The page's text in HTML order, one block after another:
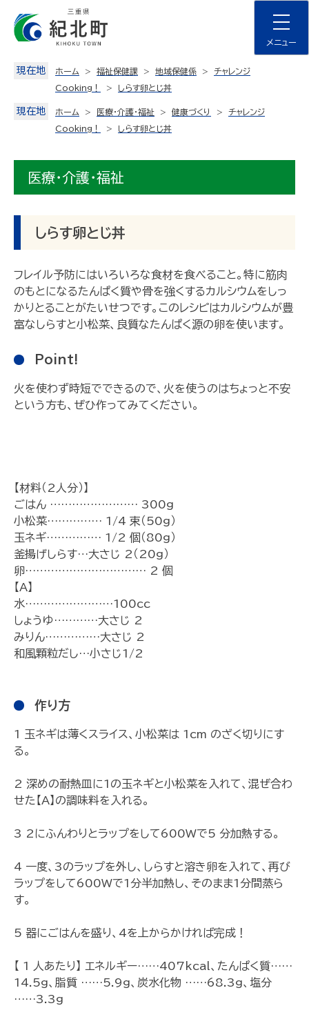
content
メニュー
現在地 ホーム 福祉保健課 地域保健係
チャレンジ
Cooking！
しらす卵とじ丼
現在地 ホーム 医療・介護・福祉 健康づくり
チャレンジ
Cooking！
しらす卵とじ丼
医療・介護・福祉
しらす卵とじ丼
フレイル予防にはいろいろな食材を食べること。特に筋肉
のもとになるたんぱく質や骨を強くするカルシウムをしっ
かりとることがたいせつです。このレシピはカルシウムが豊
富なしらすと小松菜、良質なたんぱく源の卵を使います。
Point!
火を使わず時短でできるので、火を使うのはちょっと不安
という方も、ぜひ作ってみてください。
【材料（2人分）】
ごはん …………………… 300g
小松菜…………… 1/4 束（50g）
玉ネギ…………… 1/2 個（80g）
釜揚げしらす…大さじ 2（20g）
卵…………………………… 2 個
【A】
水……………………100cc
しょうゆ…………大さじ 2
みりん……………大さじ 2
和風顆粒だし…小さじ1/2
作り方
1 玉ネギは薄くスライス、小松菜は 1cm のざく切りにす
る。
2 深めの耐熱皿に1の玉ネギと小松菜を入れて、混ぜ合わ
せた【A】の調味料を入れる。
3 2にふんわりとラップをして600Wで5 分加熱する。
4 一度、3のラップを外し、しらすと溶き卵を入れて、再び
ラップをして600Wで1分半加熱し、そのまま1分間蒸ら
す。
5 器にごはんを盛り、4を上からかければ完成！
【 1 人あたり】 エネルギー……407kcal、たんぱく質……
14.5g、脂質 ……5.9g、炭水化物 ……68.3g、塩分
……3.3g